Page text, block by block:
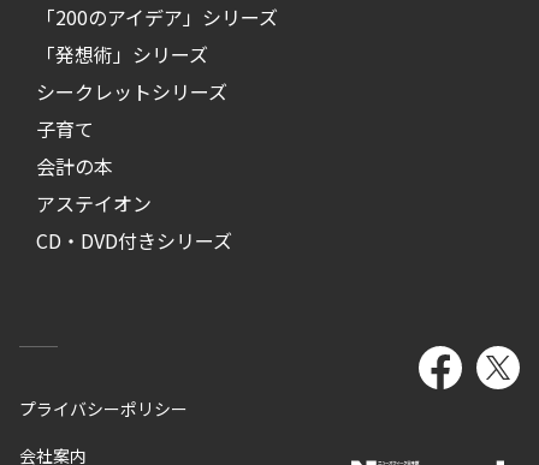
「200のアイデア」シリーズ
「発想術」シリーズ
シークレットシリーズ
子育て
会計の本
アステイオン
CD・DVD付きシリーズ
プライバシーポリシー
会社案内